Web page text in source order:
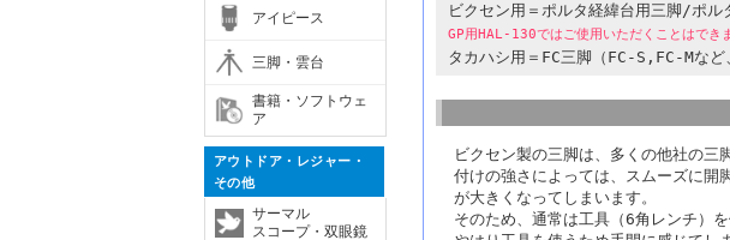
アイピース
三脚・雲台
書籍・ソフトウェ
ア
アウトドア・レジャー・
その他
サーマル
スコープ・双眼鏡
ビクセン用＝ポルタ経緯台用三脚/
GP用HAL-130ではご使用いただくことはできま
タカハシ用＝FC三脚（FC-S,FC-Mな
ビクセン製の三脚は、多くの他社の三
付けの強さによっては、スムーズに開
が大きくなってしまいます。
そのため、通常は工具（6角レンチ）